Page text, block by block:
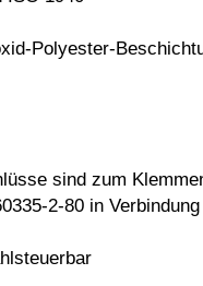
Polyester-
sind zum
2-80 in